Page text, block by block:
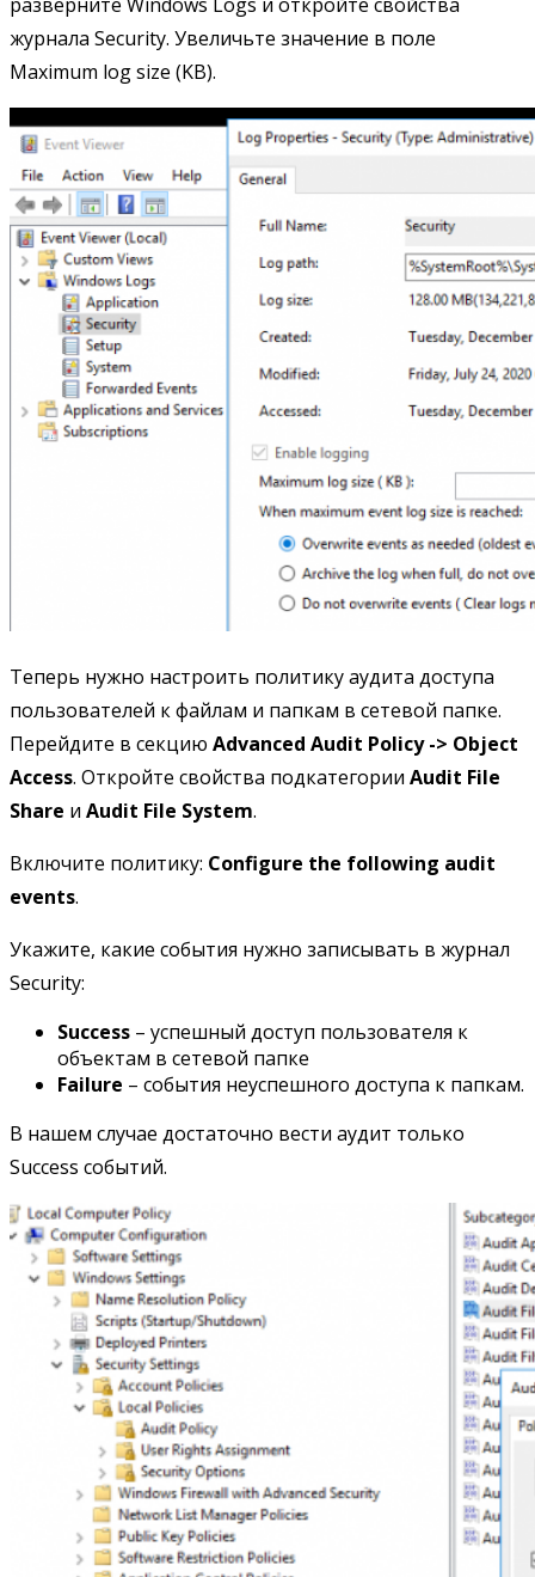
журнала Security. Увеличьте значение в поле
Maximum log size (KB).
Теперь нужно настроить политику аудита доступа
пользователей к файлам и папкам в сетевой папке.
Перейдите в секцию Advanced Audit Policy -> Object
Access. Откройте свойства подкатегории Audit File
Share и Audit File System.
Включите политику: Configure the following audit
events.
Укажите, какие события нужно записывать в журнал
Security:
Success – успешный доступ пользователя к
объектам в сетевой папке
Failure – события неуспешного доступа к папкам.
В нашем случае достаточно вести аудит только
Success событий.